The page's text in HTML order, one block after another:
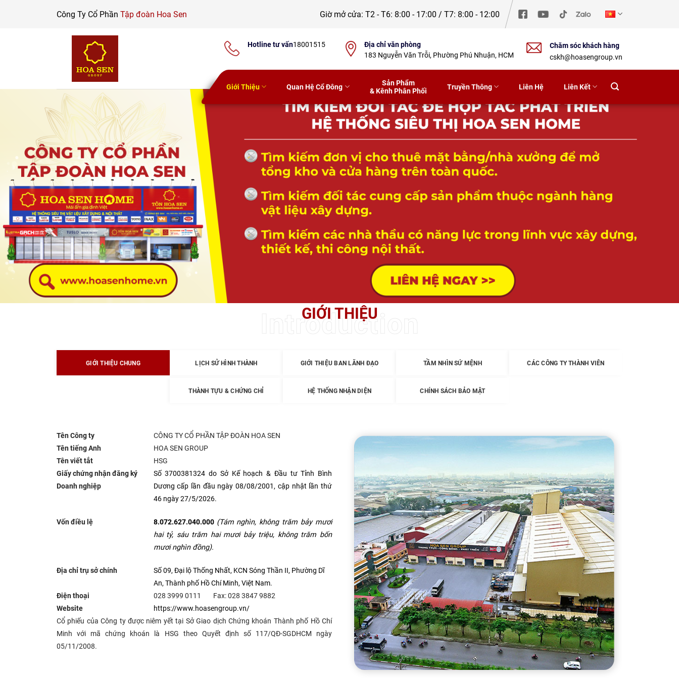
Công Ty Cổ Phần Tập đoàn Hoa Sen Giờ mở cửa:T2 - T6: 8:00 - 17:00 / T7: 8:00 - 12:00
Giới Thiệu Quan Hệ Cổ Đông
Sản Phẩm
& Kênh Phân Phối
Truyền Thông Liên Hệ Liên Kết
Hotline tư vấn18001515
Địa chỉ văn phòng
183 Nguyễn Văn Trỗi, Phường Phú Nhuận, HCM
Chăm sóc khách hàng
cskh@hoasengroup.vn
GIỚI THIỆU
Introduction
GIỚI THIỆU CHUNG LỊCH SỬ HÌNH THÀNH GIỚI THIỆU BAN LÃNH ĐẠO TẦM NHÌN SỨ MỆNH CÁC CÔNG TY THÀNH VIÊN
THÀNH TỰU & CHỨNG CHỈ HỆ THỐNG NHẬN DIỆN CHÍNH SÁCH BẢO MẬT
Tên Công ty
CÔNG TY CỔ PHẦN TẬP ĐOÀN HOA SEN
Tên tiếng Anh
HOA SEN GROUP
Tên viết tắt
HSG
Giấy chứng nhận đăng ký
Doanh nghiệp
Số 3700381324 do Sở Kế hoạch & Đầu tư Tỉnh Bình
Dương cấp lần đầu ngày 08/08/2001, cập nhật lần thứ
46 ngày 27/5/2026.
Vốn điều lệ 8.072.627.040.000 (Tám nghìn, không trăm bảy mươi
hai tỷ, sáu trăm hai mươi bảy triệu, không trăm bốn
mươi nghìn đồng).
Địa chỉ trụ sở chính
Số 09, Đại lộ Thống Nhất, KCN Sóng Thần II, Phường Dĩ
An, Thành phố Hồ Chí Minh, Việt Nam.
Điện thoại
028 3999 0111 Fax: 028 3847 9882
Website
https://www.hoasengroup.vn/
Cổ phiếu của Công ty được niêm yết tại Sở Giao dịch Chứng khoán Thành phố Hồ Chí
Minhvới mã chứng khoán là HSG theo Quyết định số 117/QÐ-SGDHCM ngày
05/11/2008.